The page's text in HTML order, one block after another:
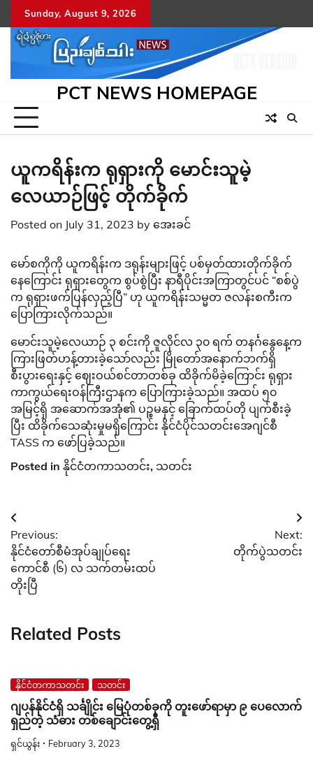
to
content
Sunday, August 9, 2026
PCT NEWS HOMEPAGE
ယူကရိန်းက ရုရှားကို မောင်းသူမဲ့
လေယာဉ်ဖြင့် တိုက်ခိုက်
Posted on July 31, 2023 by အေးခင်
မော်စကိုကို ယူကရိန်းက ဒရုန်းများဖြင့် ပစ်မှတ်ထားတိုက်ခိုက်
နေကြောင်း ရုရှားတွေက စွပ်စွဲပြီး နာရီပိုင်းအကြာတွင်ပင် “စစ်ပွဲ
က ရုရှားဖက်ပြန်လှည့်ပြီ” ဟု ယူကရိန်းသမ္မတ ဇလန်းစကီးက
ပြောကြားလိုက်သည်။
မောင်းသူမဲ့လေယာဉ် ၃ စင်းကို ဇူလိုင်လ ၃၀ ရက် တနင်္ဂနွေနေ့က
ကြားဖြတ်ဟန့်တားခဲ့သော်လည်း မြိုတော်အနောက်ဘက်ရှိ
စီးပွားရေးနှင့် ဈေးဝယ်စင်တာတစ်ခု ထိခိုက်မိခဲ့ကြောင်း ရုရှား
ကာကွယ်ရေးဝန်ကြီးဌာနက ပြောကြားခဲ့သည်။ အထပ် ၅၀
အမြင့်ရှိ အဆောက်အအုံ၏ ပဉ္စမနှင့် ခြောက်ထပ်တို ပျက်စီးခဲ့
ပြီး ထိခိုက်သေဆုံးမှုမရှိကြောင်း နိုင်ငံပိုင်သတင်းအေဂျင်စီ
TASS က ဖော်ပြခဲ့သည်။
Posted in နိုင်ငံတကာသတင်း, သတင်း
Post
navigation
Previous:
နိုင်ငံတော်စီမံအုပ်ချုပ်ရေး
ကောင်စီ (၆) လ သက်တမ်းထပ်
တိုးပြီ
Next:
တိုက်ပွဲသတင်း
Related Posts
နိုင်ငံတကာသတင်း သတင်း
ဂျပန်နိုင်ငံရှိ သင်္ချိုင်း မြေပုံတစ်ခုကို တူးဖော်ရာမှာ ၉ ပေလောက်
ရှည်တဲ့ သံဓား တစ်ချောင်းတွေ့ရှိ
ရှင်ယွန်း February 3, 2023